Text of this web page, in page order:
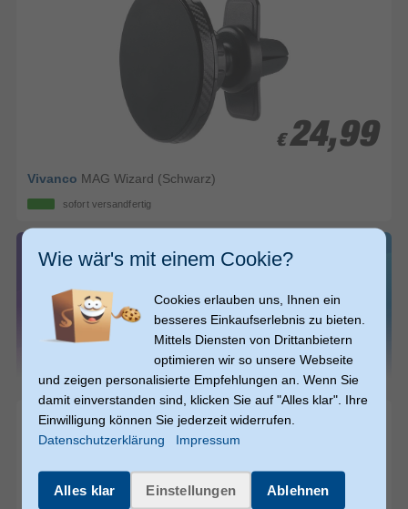
€ 24,99
€ 24,99
Vivanco MAG Wizard (Schwarz)
sofort versandfertig
Wie wär's mit einem Cookie?
Cookies erlauben uns, Ihnen ein
besseres Einkaufserlebnis zu bieten.
Mittels Diensten von Drittanbietern
optimieren wir so unsere Webseite
und zeigen personalisierte Empfehlungen an. Wenn Sie
damit einverstanden sind, klicken Sie auf "Alles klar". Ihre
Einwilligung können Sie jederzeit widerrufen.
Datenschutzerklärung
Impressum
Alles klar Einstellungen Ablehnen